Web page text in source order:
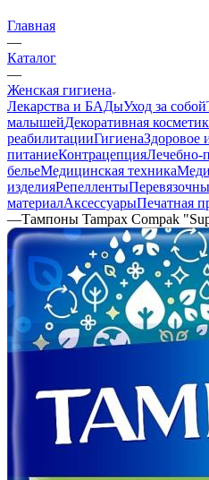
Главная
—
Каталог
—
Женская гигиена
Лекарства и БАДыУход за собой
малышейДекоративная
реабилитацииГигиенаЗдоровое
питаниеКонтрацепцияЛечебно-
бельеМедицинская техника
изделияРепелленты
материалАксессуарыПечатная
—Тампоны Tampax Compak